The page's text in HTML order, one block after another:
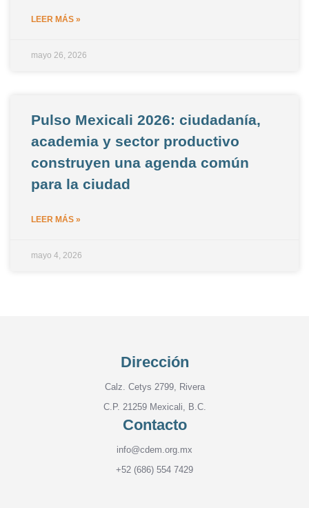
LEER MÁS »
mayo 26, 2026
Pulso Mexicali 2026: ciudadanía,
academia y sector productivo
construyen una agenda común
para la ciudad
LEER MÁS »
mayo 4, 2026
Dirección
Calz. Cetys 2799, Rivera
C.P. 21259 Mexicali, B.C.
Contacto
info@cdem.org.mx
+52 (686) 554 7429